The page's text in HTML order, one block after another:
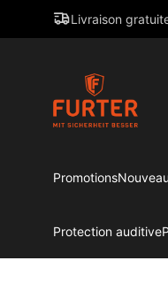
Livraison
Promotions
Protection auditive